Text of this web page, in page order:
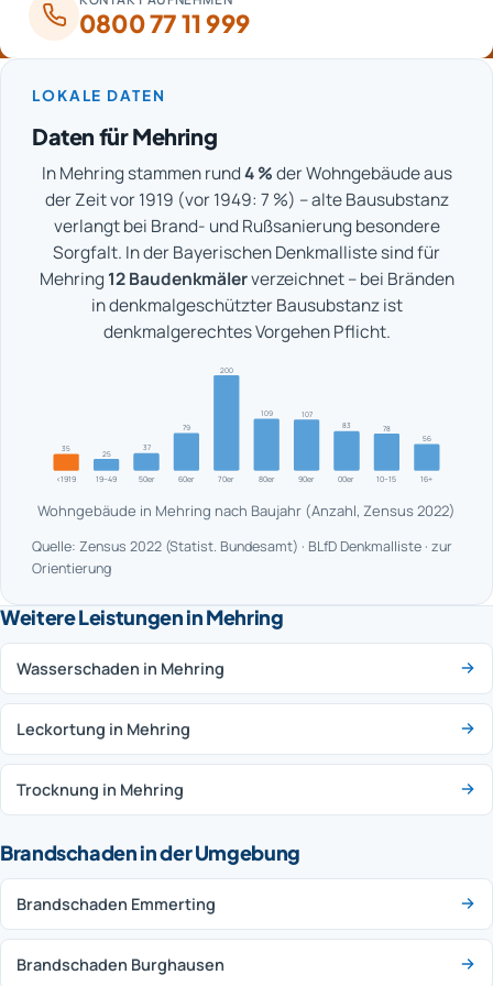
0800 77 11 999
LOKALE DATEN
Daten für Mehring
In Mehring stammen rund4 %der Wohngebäude aus
der Zeit vor 1919 (vor 1949: 7 %) – alte Bausubstanz
verlangt bei Brand- und Rußsanierung besondere
Sorgfalt. In der Bayerischen Denkmalliste sind für
Mehring 12 Baudenkmälerverzeichnet – bei Bränden
in denkmalgeschützter Bausubstanz ist
denkmalgerechtes Vorgehen Pflicht.
<1919
35
19–49
25
50er
37
60er
79
70er
200
80er
109
90er
107
00er
83
10–15
78
16+
56
Wohngebäude in Mehring nach Baujahr (Anzahl, Zensus 2022)
Quelle: Zensus 2022 (Statist. Bundesamt) · BLfD Denkmalliste · zur
Orientierung
Weitere Leistungen in Mehring
Wasserschaden in Mehring
Leckortung in Mehring
Trocknung in Mehring
Brandschaden in der Umgebung
Brandschaden Emmerting
Brandschaden Burghausen